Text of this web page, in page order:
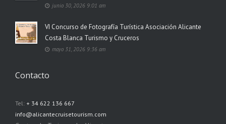
junio 30, 2026 9:01 am
VI Concurso de Fotografía Turística Asociación Alicante
Costa Blanca Turismo y Cruceros
mayo 31, 2026 9:36 am
Contacto
Tel: + 34 622 136 667
info@alicantecruisetourism.com